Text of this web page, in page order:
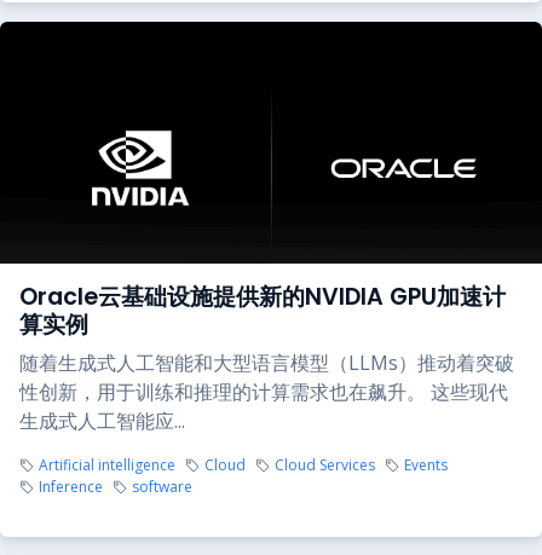
Oracle云基础设施提供新的NVIDIA GPU加速计
算实例
随着生成式人工智能和大型语言模型（LLMs）推动着突破
性创新，用于训练和推理的计算需求也在飙升。 这些现代
生成式人工智能应...
Artificial intelligence Cloud Cloud Services
Events
Inference
software